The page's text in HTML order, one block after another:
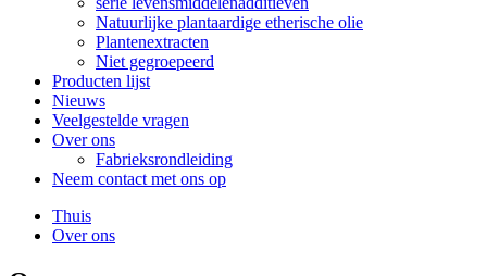
Natuurlijke plantaardige etherische olie
Plantenextracten
Niet gegroepeerd
Producten lijst
Nieuws
Veelgestelde vragen
Over ons
Fabrieksrondleiding
Neem contact met ons op
Thuis
Over ons